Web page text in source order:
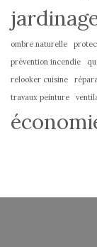
ombre naturelle
prévention incendie
relooker cuisine
travaux peinture